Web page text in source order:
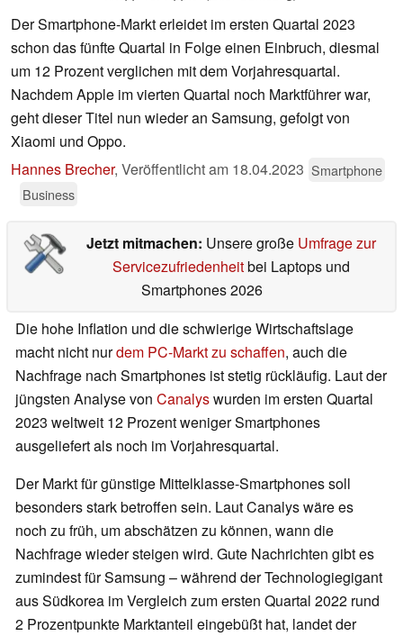
Der Smartphone-Markt erleidet im ersten Quartal 2023
schon das fünfte Quartal in Folge einen Einbruch, diesmal
um 12 Prozent verglichen mit dem Vorjahresquartal.
Nachdem Apple im vierten Quartal noch Marktführer war,
geht dieser Titel nun wieder an Samsung, gefolgt von
Xiaomi und Oppo.
Hannes Brecher, Veröffentlicht am 18.04.2023 Smartphone
Business
Jetzt mitmachen: Unsere große Umfrage zur
Servicezufriedenheitbei Laptops und
Smartphones 2026
Die hohe Inflation und die schwierige Wirtschaftslage
macht nicht nurdem PC-Markt zu schaffen, auch die
Nachfrage nach Smartphones ist stetig rückläufig. Laut der
jüngsten Analyse von Canalyswurden im ersten Quartal
2023 weltweit 12 Prozent weniger Smartphones
ausgeliefert als noch im Vorjahresquartal.
Der Markt für günstige Mittelklasse-Smartphones soll
besonders stark betroffen sein. Laut Canalys wäre es
noch zu früh, um abschätzen zu können, wann die
Nachfrage wieder steigen wird. Gute Nachrichten gibt es
zumindest für Samsung – während der Technologiegigant
aus Südkorea im Vergleich zum ersten Quartal 2022 rund
2 Prozentpunkte Marktanteil eingebüßt hat, landet der